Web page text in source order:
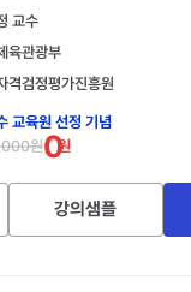
교수
육관광부
격검정평가진흥원
교육원 선정 기념
원0원
강의샘플